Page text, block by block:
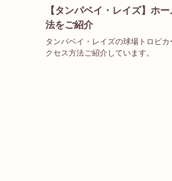
【タンパベイ・レイズ】ホ
法をご紹介
タンパベイ・レイズの球場トロピ
クセス方法ご紹介しています。